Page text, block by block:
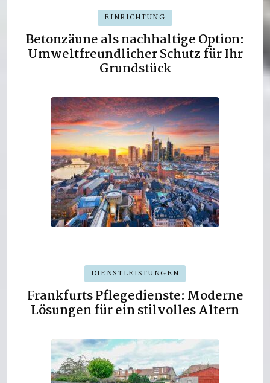
EINRICHTUNG
Betonzäune als nachhaltige Option:
Umweltfreundlicher Schutz für Ihr
Grundstück
DIENSTLEISTUNGEN
Frankfurts Pflegedienste: Moderne
Lösungen für ein stilvolles Altern